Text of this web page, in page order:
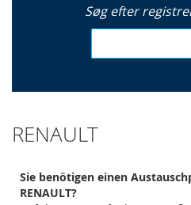
Søg efter
RENAULT
Sie benötigen einen
RENAULT?